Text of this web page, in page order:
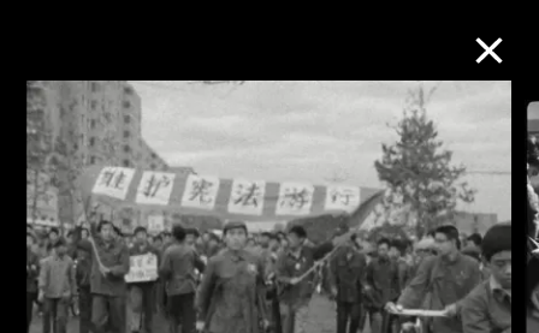
M+藏品
進一步篩選 搜索